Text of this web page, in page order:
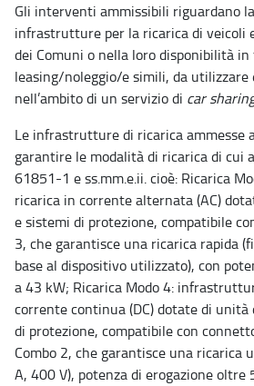
Gli interventi ammissibili riguardano
infrastrutture per la ricarica di veicoli
dei Comuni o nella loro disponibilità
leasing/noleggio/e simili, da utilizzare
nell’ambito di un servizio di car
Le infrastrutture di ricarica ammesse
garantire le modalità di ricarica di cui
61851-1 e ss.mm.e.ii. cioè: Ricarica
ricarica in corrente alternata (AC)
e sistemi di protezione, compatibile
3, che garantisce una ricarica rapida
base al dispositivo utilizzato), con
a 43 kW; Ricarica Modo 4:
corrente continua (DC) dotate di
di protezione, compatibile con
Combo 2, che garantisce una ricarica
A, 400 V), potenza di erogazione oltre